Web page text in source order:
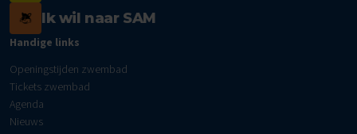
Ik wil naar SAM
Handige links
Openingstijden zwembad
Tickets zwembad
Agenda
Nieuws